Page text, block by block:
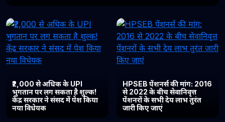
₹2,000 से अधिक के UPI
भुगतान पर लग सकता है शुल्क!
केंद्र सरकार ने संसद में पेश किया
नया विधेयक
HPSEB पेंशनर्स की मांग: 2016
से 2022 के बीच सेवानिवृत्त
पेंशनरों के सभी देय लाभ तुरंत
जारी किए जाएं